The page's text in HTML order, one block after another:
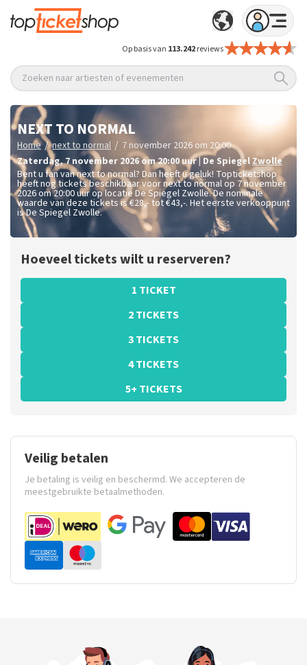
Op basis van 113.242reviews
Zoeken naar artiesten of evenementen
NEXT TO NORMAL
Home / next to normal / 7 november 2026 om 20:00
zaterdag,7 november 2026 om 20:00uur|De SpiegelZwolle
Bent u fan van next to normal? Dan heeft u geluk! Topticketshop
heeft nog tickets beschikbaar voor next to normal op 7 november
2026 om 20:00 uur op locatie De Spiegel Zwolle. De nominale
waarde van deze tickets is€28,- tot €43,-. Het eerste verkooppunt
is De Spiegel Zwolle.
Hoeveel tickets wilt u reserveren?
1 TICKET
2 TICKETS
3 TICKETS
4 TICKETS
5+ TICKETS
Veilig betalen
Je betaling is veilig en beschermd. We accepteren de
meestgebruikte betaalmethoden.